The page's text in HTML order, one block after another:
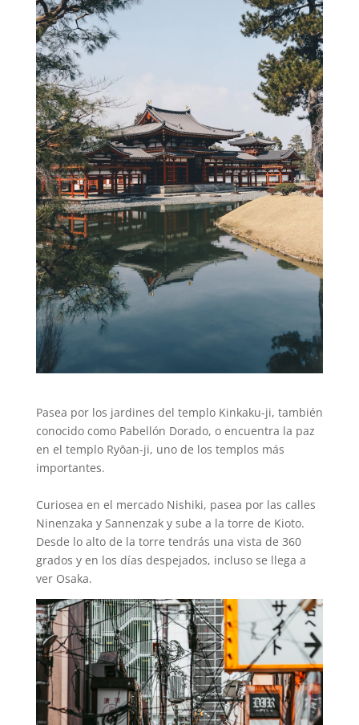
Pasea por los jardines del templo Kinkaku-ji, también
conocido como Pabellón Dorado, o encuentra la paz
en el templo Ryōan-ji, uno de los templos más
importantes.
Curiosea en el mercado Nishiki, pasea por las calles
Ninenzaka y Sannenzak y sube a la torre de Kioto.
Desde lo alto de la torre tendrás una vista de 360
grados y en los días despejados, incluso se llega a
ver Osaka.